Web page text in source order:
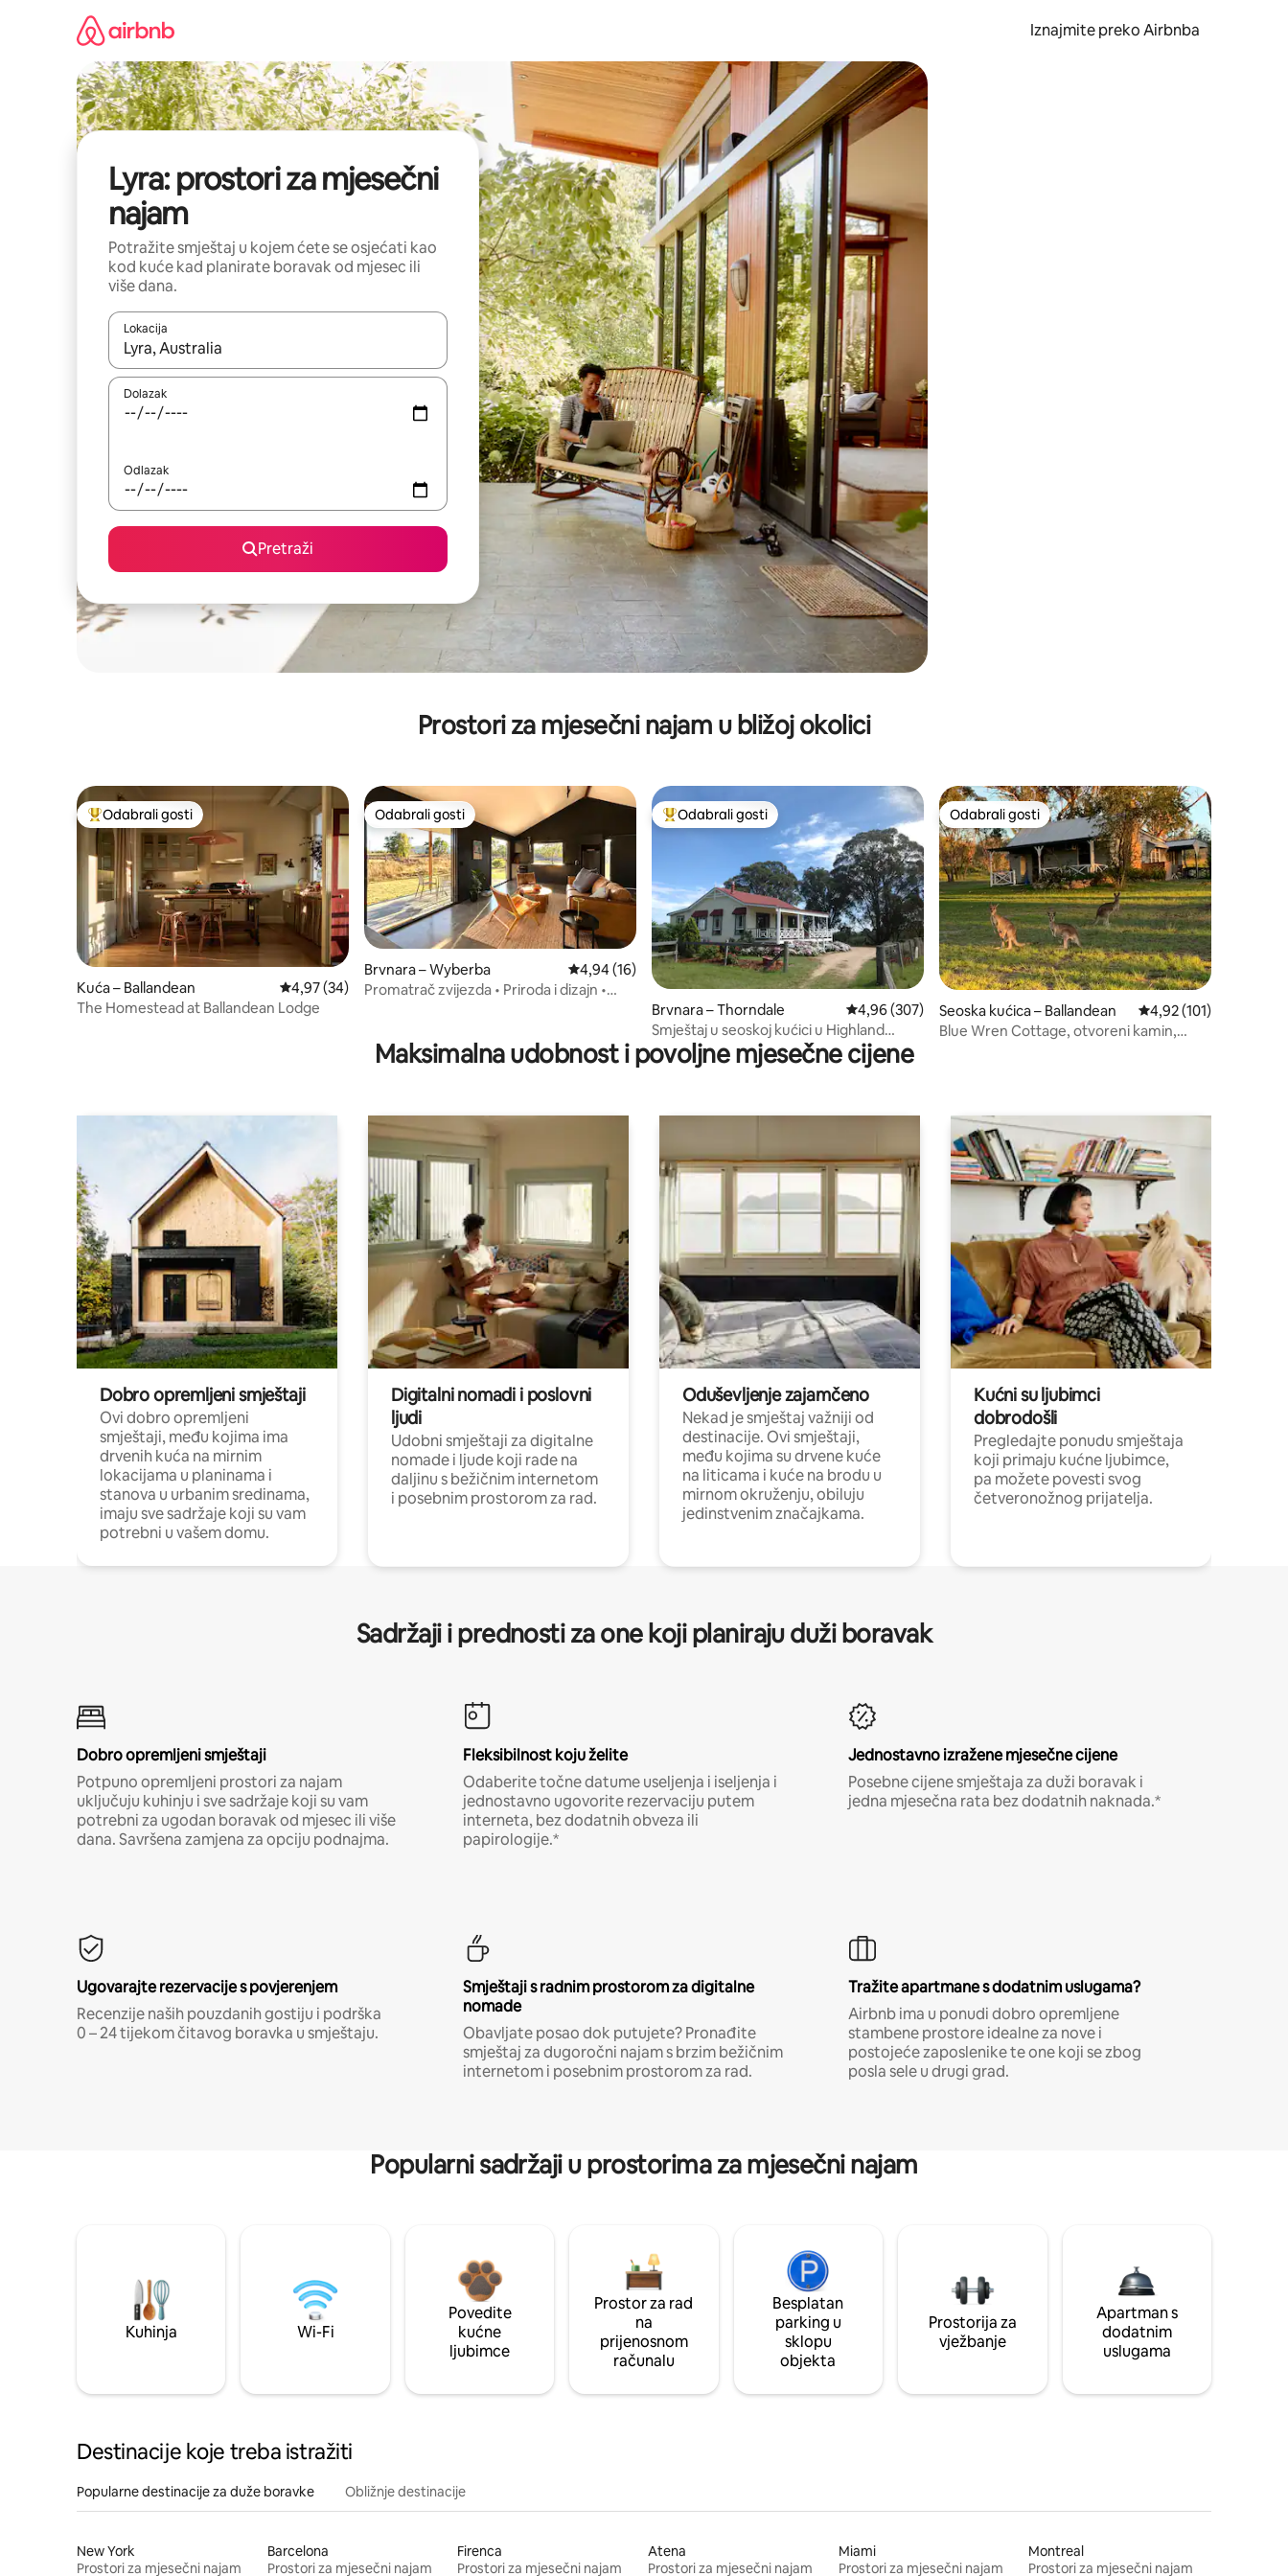
Iznajmite preko Airbnba
Lyra: prostori za mjesečni
najam
Potražite smještaj u kojem ćete se osjećati kao
kod kuće kad planirate boravak od mjesec ili
više dana.
Lokacija
Kada budu dostupni rezultati, moći ćete ih pregledati koristeći se strelicama prema gore i prema dolje, kao i dodirom ili prelaskom prstom po zaslonu.
Dolazak
Odlazak
Pretraži
Prostori za mjesečni najam u bližoj okolici
Među najviše rangiranima s oznakom „Odabrali gosti”
Odabrali gosti
Kuća – Ballandean Prosječna ocjena: 4,97/5, recenzija: 34
4,97 (34)
The Homestead at Ballandean Lodge
Odabrali gosti
Odabrali gosti
Brvnara – Wyberba Prosječna ocjena: 4,94/5, recenzija: 16
4,94 (16)
Promatrač zvijezda • Priroda i dizajn •
Među najviše rangiranima s oznakom „Odabrali gosti”
Odabrali gosti
Brvnara – Thorndale Prosječna ocjena: 4,96/5, recenzija: 307
4,96 (307)
Smještaj u seoskoj kućici u Highland
Croftu
Odabrali gosti
Odabrali gosti
Seoska kućica – Ballandean Prosječna ocjena:
4,92 (101)
Blue Wren Cottage, otvoreni kamin,
Maksimalna udobnost i povoljne mjesečne cijene
Dobro opremljeni smještaji
Ovi dobro opremljeni
smještaji, među kojima ima
drvenih kuća na mirnim
lokacijama u planinama i
stanova u urbanim sredinama,
imaju sve sadržaje koji su vam
potrebni u vašem domu.
Digitalni nomadi i poslovni
ljudi
Udobni smještaji za digitalne
nomade i ljude koji rade na
daljinu s bežičnim internetom
i posebnim prostorom za rad.
Oduševljenje zajamčeno
Nekad je smještaj važniji od
destinacije. Ovi smještaji,
među kojima su drvene kuće
na liticama i kuće na brodu u
mirnom okruženju, obiluju
jedinstvenim značajkama.
Kućni su ljubimci
dobrodošli
Pregledajte ponudu smještaja
koji primaju kućne ljubimce,
pa možete povesti svog
četveronožnog prijatelja.
Sadržaji i prednosti za one koji planiraju duži boravak
Dobro opremljeni smještaji
Potpuno opremljeni prostori za najam
uključuju kuhinju i sve sadržaje koji su vam
potrebni za ugodan boravak od mjesec ili više
dana. Savršena zamjena za opciju podnajma.
Fleksibilnost koju želite
Odaberite točne datume useljenja i iseljenja i
jednostavno ugovorite rezervaciju putem
interneta, bez dodatnih obveza ili
papirologije.*
Jednostavno izražene mjesečne cijene
Posebne cijene smještaja za duži boravak i
jedna mjesečna rata bez dodatnih naknada.*
Ugovarajte rezervacije s povjerenjem
Recenzije naših pouzdanih gostiju i podrška
0 – 24 tijekom čitavog boravka u smještaju.
Smještaji s radnim prostorom za digitalne
nomade
Obavljate posao dok putujete? Pronađite
smještaj za dugoročni najam s brzim bežičnim
internetom i posebnim prostorom za rad.
Tražite apartmane s dodatnim uslugama?
Airbnb ima u ponudi dobro opremljene
stambene prostore idealne za nove i
postojeće zaposlenike te one koji se zbog
posla sele u drugi grad.
Popularni sadržaji u prostorima za mjesečni najam
Kuhinja Wi-Fi
Povedite
kućne
ljubimce
Prostor za rad
na
prijenosnom
računalu
Besplatan
parking u
sklopu
objekta
Prostorija za
vježbanje
Apartman s
dodatnim
uslugama
Destinacije koje treba istražiti
Popularne destinacije za duže boravke Obližnje destinacije
New York
Prostori za mjesečni najam
Barcelona
Prostori za mjesečni najam
Firenca
Prostori za mjesečni najam
Atena
Prostori za mjesečni najam
Miami
Prostori za mjesečni najam
Montreal
Prostori za mjesečni najam